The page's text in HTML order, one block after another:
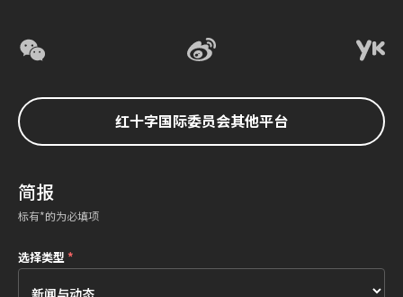
红十字国际委员会其他平台
简报
标有*的为必填项
选择类型*